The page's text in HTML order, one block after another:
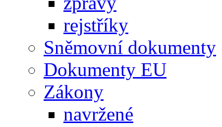
rejstříky
Sněmovní dokumenty
Dokumenty EU
Zákony
navržené